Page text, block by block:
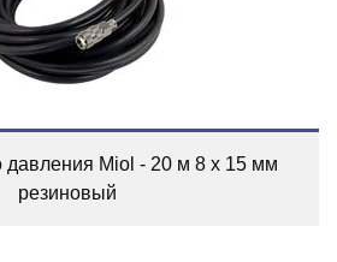
давления Miol - 20 м 8 х 15 мм
резиновый